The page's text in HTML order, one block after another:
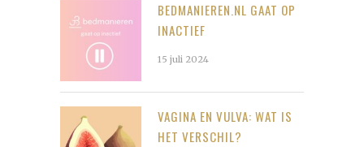
BEDMANIEREN.NL GAAT OP
INACTIEF
15 juli 2024
VAGINA EN VULVA: WAT IS
HET VERSCHIL?